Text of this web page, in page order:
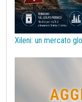
Sanzioni UE alla Russia
Silicio Stagno
Tassi di Cambio
Termoplastiche di base
Xileni: un mercato